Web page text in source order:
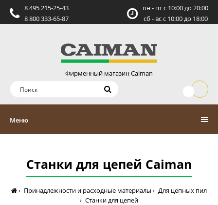
8 495 215-25-43
8 800 333-65-87
пн - пт c 10:00 до 20:00
сб - вс c 10:00 до 18:00
Фирменный магазин Caiman
Меню
Станки для цепей Caiman
Принадлежности и расходные материалы
Для цепных пил
Станки для цепей